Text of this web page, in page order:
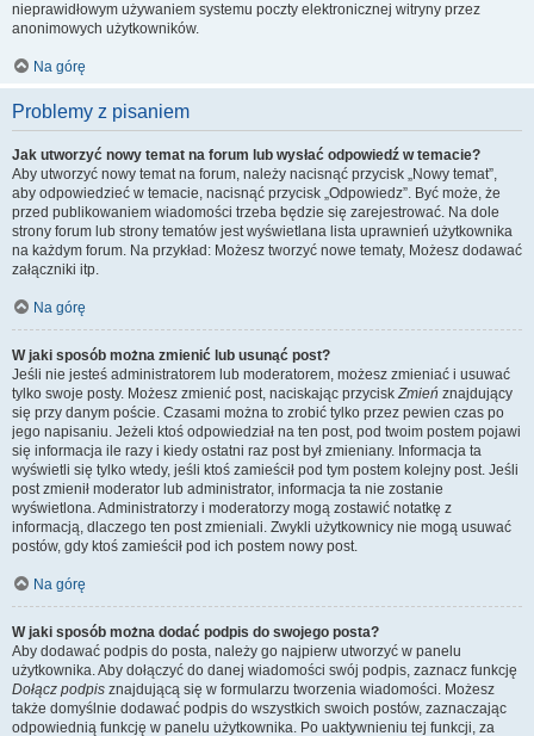
nieprawidłowym używaniem systemu poczty elektronicznej witryny przez
anonimowych użytkowników.
Na górę
Problemy z pisaniem
Jak utworzyć nowy temat na forum lub wysłać odpowiedź w temacie?
Aby utworzyć nowy temat na forum, należy nacisnąć przycisk „Nowy temat”,
aby odpowiedzieć w temacie, nacisnąć przycisk „Odpowiedz”. Być może, że
przed publikowaniem wiadomości trzeba będzie się zarejestrować. Na dole
strony forum lub strony tematów jest wyświetlana lista uprawnień użytkownika
na każdym forum. Na przykład: Możesz tworzyć nowe tematy, Możesz dodawać
załączniki itp.
Na górę
W jaki sposób można zmienić lub usunąć post?
Jeśli nie jesteś administratorem lub moderatorem, możesz zmieniać i usuwać
tylko swoje posty. Możesz zmienić post, naciskając przyciskZmień znajdujący
się przy danym poście. Czasami można to zrobić tylko przez pewien czas po
jego napisaniu. Jeżeli ktoś odpowiedział na ten post, pod twoim postem pojawi
się informacja ile razy i kiedy ostatni raz post był zmieniany. Informacja ta
wyświetli się tylko wtedy, jeśli ktoś zamieścił pod tym postem kolejny post. Jeśli
post zmienił moderator lub administrator, informacja ta nie zostanie
wyświetlona. Administratorzy i moderatorzy mogą zostawić notatkę z
informacją, dlaczego ten post zmieniali. Zwykli użytkownicy nie mogą usuwać
postów, gdy ktoś zamieścił pod ich postem nowy post.
Na górę
W jaki sposób można dodać podpis do swojego posta?
Aby dodawać podpis do posta, należy go najpierw utworzyć w panelu
użytkownika. Aby dołączyć do danej wiadomości swój podpis, zaznacz funkcję
Dołącz podpis znajdującą się w formularzu tworzenia wiadomości. Możesz
także domyślnie dodawać podpis do wszystkich swoich postów, zaznaczając
odpowiednią funkcję w panelu użytkownika. Po uaktywnieniu tej funkcji, za